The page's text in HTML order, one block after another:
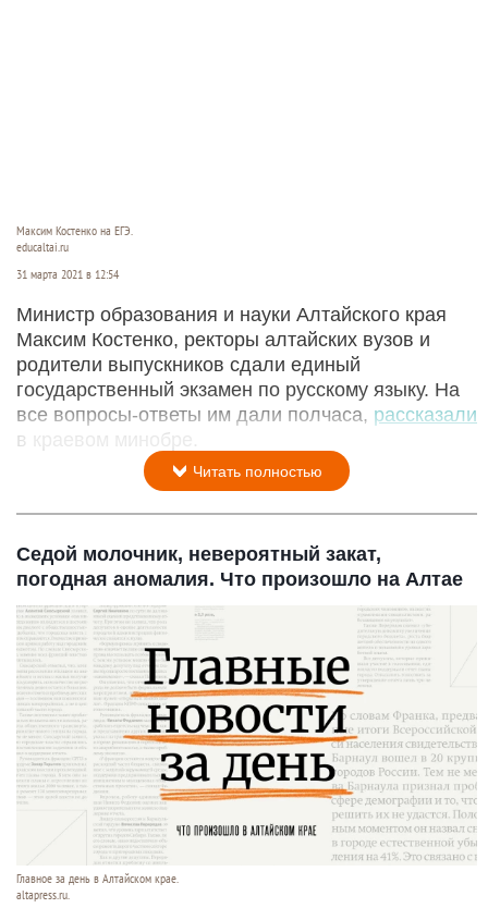
Максим Костенко на ЕГЭ.
educaltai.ru
31 марта 2021 в 12:54
Министр образования и науки Алтайского края
Максим Костенко, ректоры алтайских вузов и
родители выпускников сдали единый
государственный экзамен по русскому языку. На
все вопросы-ответы им дали полчаса, рассказали
в краевом минобре.
Читать полностью
Седой молочник, невероятный закат,
погодная аномалия. Что произошло на Алтае
Главное за день в Алтайском крае.
altapress.ru.